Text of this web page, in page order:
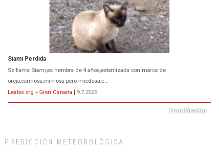
Siami Perdida
Se llama Siami,es hembra de 4 años,esterilizada con marca de
oreja,cariñosa,mimosa pero miedosa,e...
Leales.org » Gran Canaria | 9.7.2025
PREDICCIÓN METEOROLÓGICA